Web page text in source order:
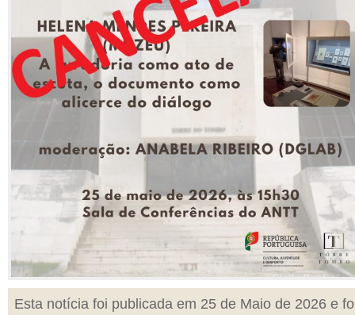
Esta notícia foi publicada em 25 de Maio de 2026 e